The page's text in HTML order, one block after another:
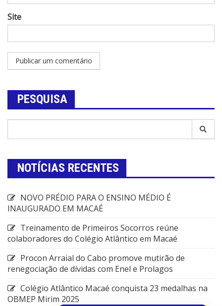
Site
PESQUISA
NOTÍCIAS RECENTES
NOVO PRÉDIO PARA O ENSINO MÉDIO É
INAUGURADO EM MACAÉ
Treinamento de Primeiros Socorros reúne
colaboradores do Colégio Atlântico em Macaé
Procon Arraial do Cabo promove mutirão de
renegociação de dívidas com Enel e Prolagos
Colégio Atlântico Macaé conquista 23 medalhas na
OBMEP Mirim 2025